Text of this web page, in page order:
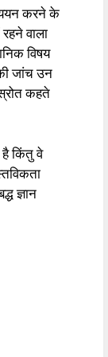
करने के
वाला
विषय
जांच उन
कहते
है किंतु वे
ज्ञान